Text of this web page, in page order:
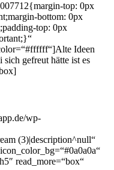
top: 0px
bottom: 0px
top: 0px
Ideen
gefreut hätte ist es
wp-
(3)|description^null“
read_more=“box“